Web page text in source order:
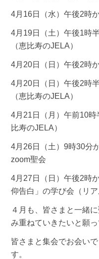
4月16日（水）午後2時
4月19日（土）午後1時
（恵比寿のJELA）
4月20日（日）午後2時
4月20日（日）午後2時
（恵比寿のJELA）
4月21日（月）午前10時
比寿のJELA）
4月26日（土）9時30分
zoom聖会
4月27日（日）午後2時
仰告白」の学び会（リ
４月も、皆さまと一緒
み重ねていきたいと願っ
皆さまと集会でお会い
す。